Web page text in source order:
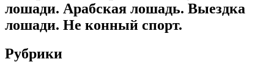
лошади. Арабская лошадь. Выездка
лошади. Не конный спорт.
Рубрики